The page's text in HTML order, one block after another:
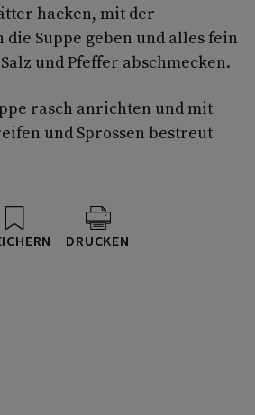
hacken, mit der
Suppe geben und alles fein
und Pfeffer abschmecken.
rasch anrichten und mit
und Sprossen bestreut
DRUCKEN